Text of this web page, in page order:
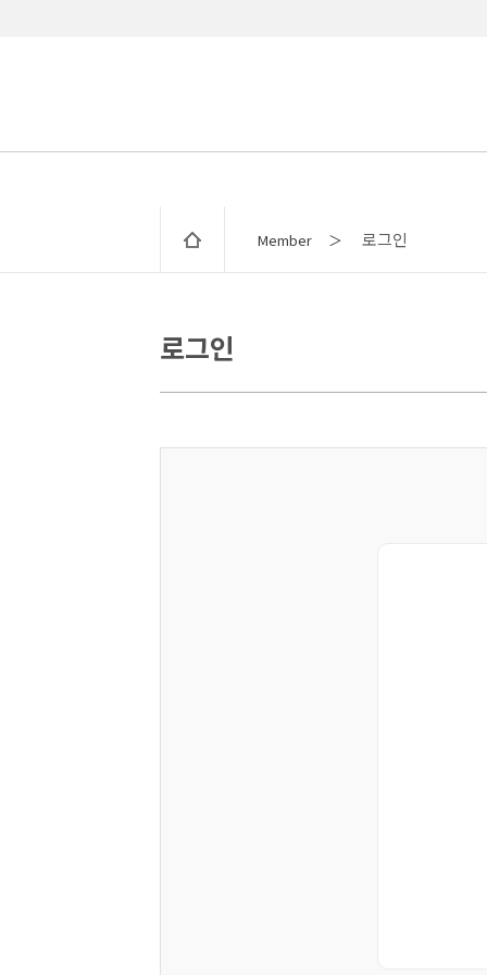
Member ＞ 로그인
로그인